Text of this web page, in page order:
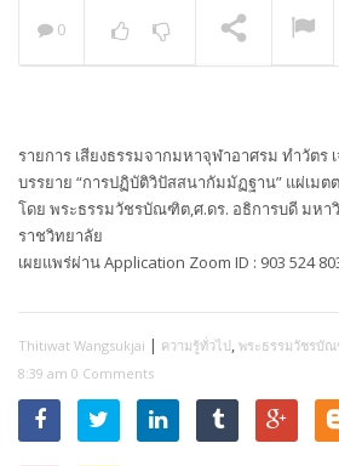
0
รายการ เสียงธรรมจากมหาจุฬาอาศรม ทำวัตร
บรรยาย “การปฏิบัติวิปัสสนากัมมัฏฐาน” แผ่เมต
โดย พระธรรมวัชรบัณฑิต,ศ.ดร. อธิการบดี มห
ราชวิทยาลัย
เผยแพร่ผ่าน Application Zoom ID : 903 524
Thitiwat Wangsukjai | ความรู้ทั่วไป, พระธรรมวัชรบั
8:39 am 0 Comments